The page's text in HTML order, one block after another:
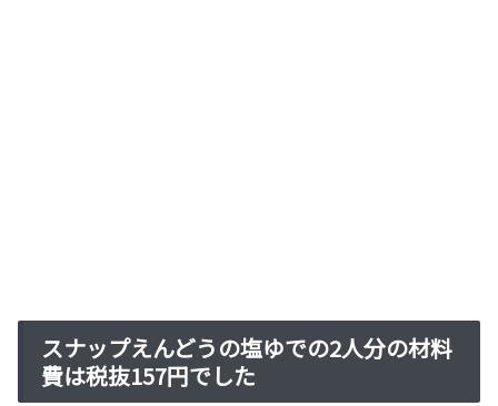
スナップえんどうの塩ゆでの2人分の材料
費は税抜157円でした